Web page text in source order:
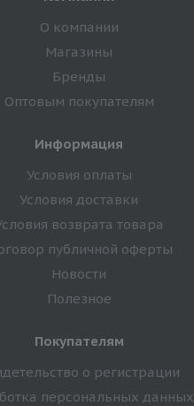
О компании
Магазины
Бренды
Оптовым покупателям
Информация
Условия оплаты
Условия доставки
возврата товара
публичной оферты
Новости
Полезное
Покупателям
о регистрации
персональных данных